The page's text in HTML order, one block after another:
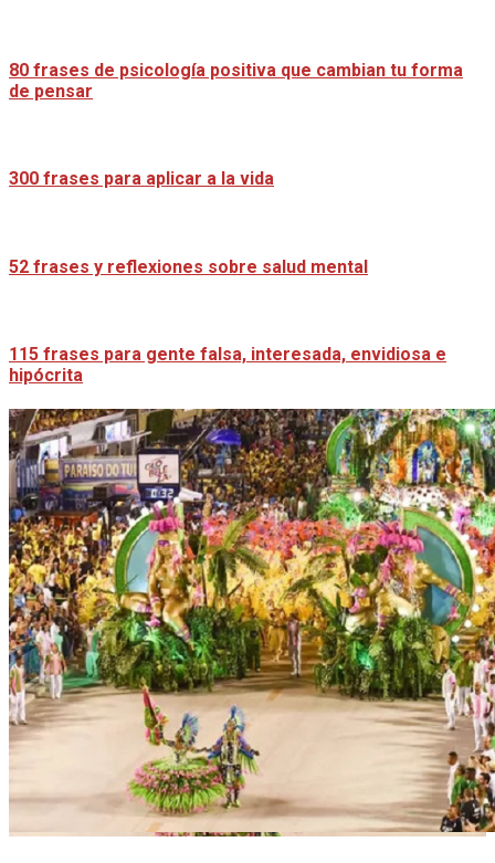
80 frases de psicología positiva que cambian tu forma
de pensar
300 frases para aplicar a la vida
52 frases y reflexiones sobre salud mental
115 frases para gente falsa, interesada, envidiosa e
hipócrita